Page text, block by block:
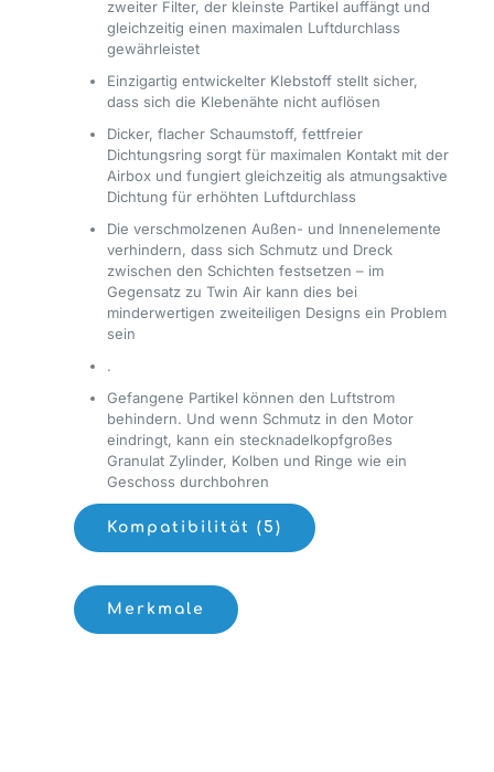
zweiter Filter, der kleinste Partikel auffängt und
gleichzeitig einen maximalen Luftdurchlass
gewährleistet
Einzigartig entwickelter Klebstoff stellt sicher,
dass sich die Klebenähte nicht auflösen
Dicker, flacher Schaumstoff, fettfreier
Dichtungsring sorgt für maximalen Kontakt mit der
Airbox und fungiert gleichzeitig als atmungsaktive
Dichtung für erhöhten Luftdurchlass
Die verschmolzenen Außen- und Innenelemente
verhindern, dass sich Schmutz und Dreck
zwischen den Schichten festsetzen – im
Gegensatz zu Twin Air kann dies bei
minderwertigen zweiteiligen Designs ein Problem
sein
.
Gefangene Partikel können den Luftstrom
behindern. Und wenn Schmutz in den Motor
eindringt, kann ein stecknadelkopfgroßes
Granulat Zylinder, Kolben und Ringe wie ein
Geschoss durchbohren
Kompatibilität (5)
Merkmale